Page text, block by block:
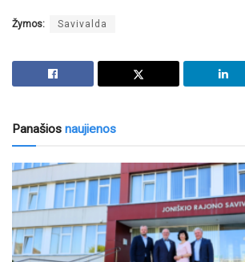
Žymos: Savivalda
Panašios naujienos